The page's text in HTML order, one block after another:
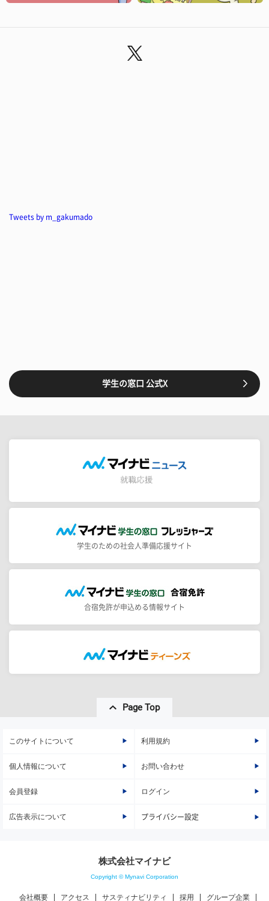
Tweets by m_gakumado
学生の窓口 公式X
学生のための社会人準備応援サイト
合宿免許が申込める情報サイト
Page Top
このサイトについて 利用規約
個人情報について お問い合わせ
会員登録 ログイン
広告表示について プライバシー設定
株式会社マイナビ
Copyright © Mynavi Corporation
会社概要 アクセス サスティナビリティ 採用 グループ企業